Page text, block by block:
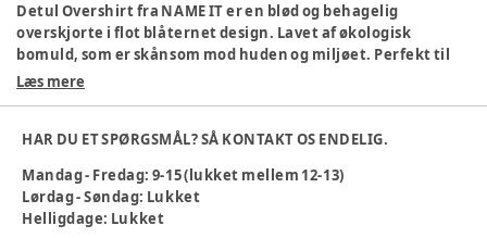
Detul Overshirt fra NAME IT er en blød og behagelig
overskjorte i flot blåternet design. Lavet af økologisk
bomuld, som er skånsom mod huden og miljøet. Perfekt til
både hverdag og festlige lejligheder.
100% økologisk bomuld
Blødt og komfortabelt materiale
Klassisk skjortekrave
Maskinvask 30 °C
Læs mere
HAR DU ET SPØRGSMÅL? SÅ KONTAKT OS ENDELIG.
Mandag - Fredag: 9-15 (lukket mellem 12-13)
Lørdag - Søndag: Lukket
Helligdage: Lukket